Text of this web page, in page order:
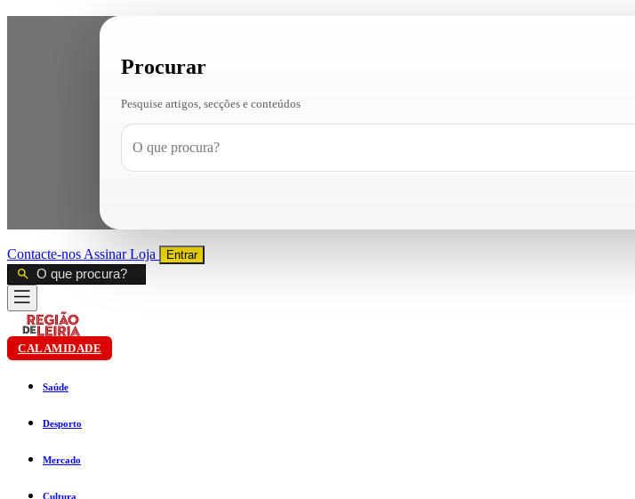
Procurar
Pesquise artigos, secções e conteúdos
Contacte-nos AssinarLoja Entrar
CALAMIDADE
Saúde
Desporto
Mercado
Cultura